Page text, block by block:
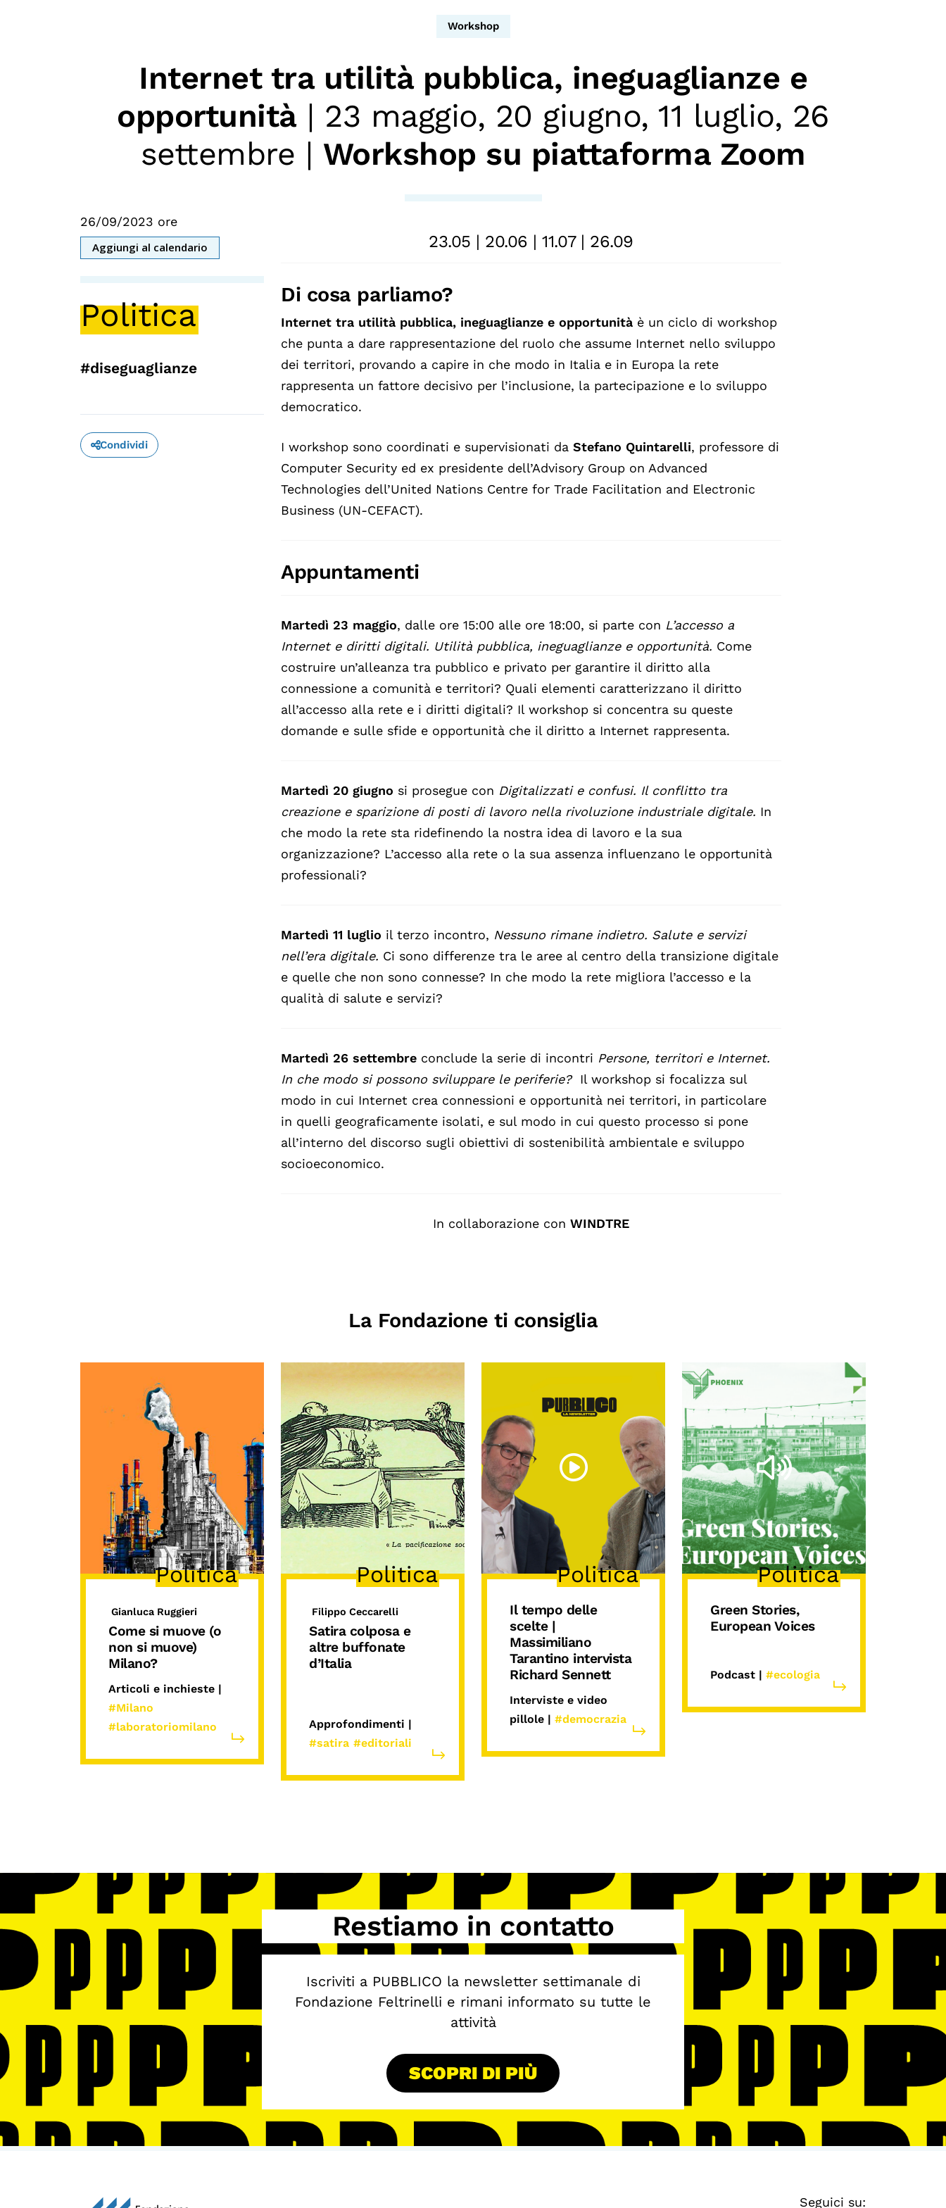
Workshop
Internet tra utilità pubblica, ineguaglianze e
opportunità| 23 maggio, 20 giugno, 11 luglio, 26
settembre | Workshop su piattaforma Zoom
26/09/2023 ore
Aggiungi al calendario
Politica
#diseguaglianze
Condividi
23.05 | 20.06 | 11.07 | 26.09
Di cosa parliamo?
Internet tra utilità pubblica, ineguaglianze e opportunità è un ciclo di workshop
che punta a dare rappresentazione del ruolo che assume Internet nello sviluppo
dei territori, provando a capire in che modo in Italia e in Europa la rete
rappresenta un fattore decisivo per l’inclusione, la partecipazione e lo sviluppo
democratico.
I workshop sono coordinati e supervisionati da Stefano Quintarelli, professore di
Computer Security ed ex presidente dell’Advisory Group on Advanced
Technologies dell’United Nations Centre for Trade Facilitation and Electronic
Business (UN-CEFACT).
Appuntamenti
Martedì 23 maggio, dalle ore 15:00 alle ore 18:00, si parte con L’accesso a
Internet e diritti digitali. Utilità pubblica, ineguaglianze e opportunità. Come
costruire un’alleanza tra pubblico e privato per garantire il diritto alla
connessione a comunità e territori? Quali elementi caratterizzano il diritto
all’accesso alla rete e i diritti digitali? Il workshop si concentra su queste
domande e sulle sfide e opportunità che il diritto a Internet rappresenta.
Martedì 20 giugno si prosegue con Digitalizzati e confusi. Il conflitto tra
creazione e sparizione di posti di lavoro nella rivoluzione industriale digitale. In
che modo la rete sta ridefinendo la nostra idea di lavoro e la sua
organizzazione? L’accesso alla rete o la sua assenza influenzano le opportunità
professionali?
Martedì 11 luglio il terzo incontro, Nessuno rimane indietro. Salute e servizi
nell’era digitale. Ci sono differenze tra le aree al centro della transizione digitale
e quelle che non sono connesse? In che modo la rete migliora l’accesso e la
qualità di salute e servizi?
Martedì 26 settembre conclude la serie di incontri Persone, territori e Internet.
In che modo si possono sviluppare le periferie? Il workshop si focalizza sul
modo in cui Internet crea connessioni e opportunità nei territori, in particolare
in quelli geograficamente isolati, e sul modo in cui questo processo si pone
all’interno del discorso sugli obiettivi di sostenibilità ambientale e sviluppo
socioeconomico.
In collaborazione con WINDTRE
La Fondazione ti consiglia
Politica
Gianluca Ruggieri
Come si muove (o
non si muove)
Milano?
Articoli e inchieste |
#Milano
#laboratoriomilano
Politica
Filippo Ceccarelli
Satira colposa e
altre buffonate
d’Italia
Approfondimenti |
#satira #editoriali
Politica
Il tempo delle
scelte |
Massimiliano
Tarantino intervista
Richard Sennett
Interviste e video
pillole | #democrazia
Politica
Green Stories,
European Voices
Podcast | #ecologia
Restiamo in contatto
Iscriviti a PUBBLICO la newsletter settimanale di
Fondazione Feltrinelli e rimani informato su tutte le
attività
SCOPRI DI PIÙ
Seguici su: